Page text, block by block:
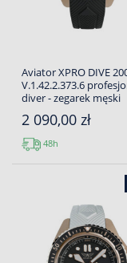
Aviator XPRO DIVE
V.1.42.2.373.6
diver - zegarek męski
2 090,00 zł
48h